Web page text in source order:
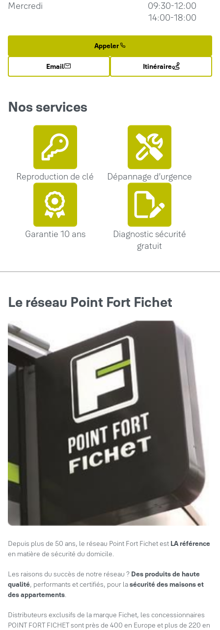
Mercredi
09:30-12:00
14:00-18:00
Appeler
Email Itinéraire
Nos services
Reproduction de clé Dépannage d’urgence
Garantie 10 ans
Diagnostic sécurité
gratuit
Le réseau Point Fort Fichet
Depuis plus de 50 ans, le réseau Point Fort Fichet est LA référence
en matière de sécurité du domicile.
Les raisons du succès de notre réseau ? Des produits de haute
qualité, performants et certifiés, pour lasécurité des maisons et
des appartements
Distributeurs exclusifs de la marque Fichet, les concessionnaires
POINT FORT FICHET sont près de 400 en Europe et plus de 220 en